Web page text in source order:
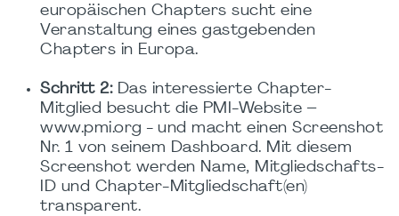
europäischen Chapters sucht eine
Veranstaltung eines gastgebenden
Chapters in Europa.
Schritt 2:Das interessierte Chapter-
Mitglied besucht die PMI-Website –
www.pmi.org - und macht einen Screenshot
Nr. 1 von seinem Dashboard. Mit diesem
Screenshot werden Name, Mitgliedschafts-
ID und Chapter-Mitgliedschaft(en)
transparent.